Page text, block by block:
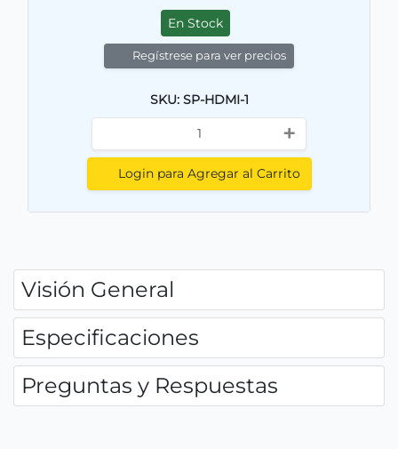
En Stock
Regístrese para ver precios
SKU: SP-HDMI-1
+
Login para Agregar al Carrito
Visión General
Especificaciones
Preguntas y Respuestas